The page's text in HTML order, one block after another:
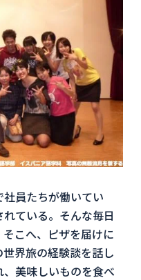
員たちが働いてい
ている。そんな毎日
こへ、ピザを届けに
界旅の経験談を話し
美味しいものを食べ